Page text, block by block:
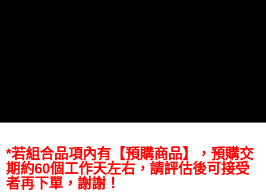
「AFTEE先享後付」，若未經同意申辦者引起之損失，本公司不負相關責
４．使用「AFTEE先享後付」時，將依據個別帳號之用戶狀況，依本公司即
時審查核予不同之上限額度；若仍有額度不足之情形，本公司將視審查結果
請求用戶進行身份認證。
５．嚴禁一人註冊多個帳號或使用他人資訊註冊。若發現惡意使用之情形，
恩沛科技股份有限公司將有權停止該用戶之使用額度並採取法律行動。
*若組合品項內有【預購商品】，預購交
期約60個工作天左右，請評估後可接受
者再下單，謝謝！